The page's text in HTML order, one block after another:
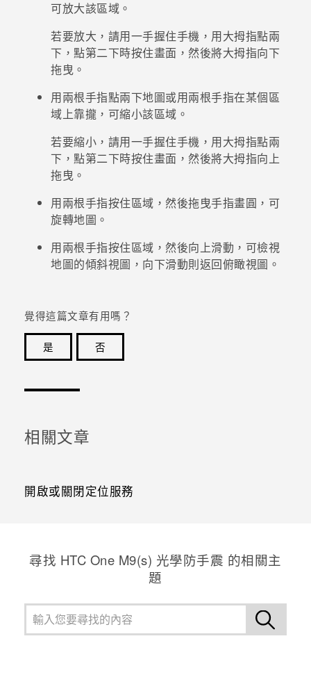
可放大該區域。
若要放大，請用一手握住手機，用大拇指點兩
下，點第二下時按住畫面，然後將大拇指向下
拖曳。
用兩根手指點兩下地圖或用兩根手指在某個區
域上靠攏，可縮小該區域。
若要縮小，請用一手握住手機，用大拇指點兩
下，點第二下時按住畫面，然後將大拇指向上
拖曳。
用兩根手指按住區域，然後拖曳手指畫圓，可
旋轉地圖。
用兩根手指按住區域，然後向上滑動，可檢視
地圖的傾斜視圖，向下滑動則返回俯瞰視圖。
覺得這篇文章有用嗎？
是
否
相關文章
開啟或關閉定位服務
尋找 HTC One M9(s) 光學防手震 的相關主
題